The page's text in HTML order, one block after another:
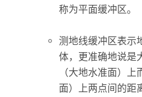
称为平面缓冲区。
测地线缓冲区表示
体，更准确地说是
（大地水准面）
面）上两点间的距